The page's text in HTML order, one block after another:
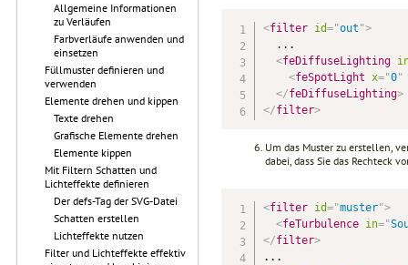
Allgemeine Informationen
zu Verläufen
Farbverläufe anwenden und
einsetzen
Füllmuster definieren und
verwenden
Elemente drehen und kippen
Texte drehen
Grafische Elemente drehen
Elemente kippen
Mit Filtern Schatten und
Lichteffekte definieren
Der defs-Tag der SVG-Datei
Schatten erstellen
Lichteffekte nutzen
Filter und Lichteffekte effektiv
<filter id="out ">
  ...
<feDiffuseLighting
<feSpotLight x="0"
</feDiffuseLighting>
</filter>
Um das Muster zu erstellen,
dabei, dass Sie das Rechteck
<filter id="muster">
<feTurbulence in="
</filter>